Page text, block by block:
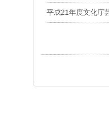
平成21年度文化庁